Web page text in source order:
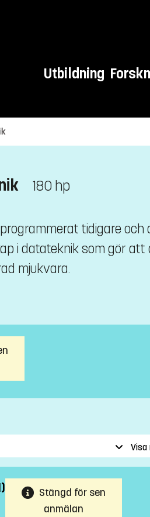
Utbildning
180 hp
tidigare och
i datateknik som gör att
mjukvara.
Visa
Stängd för sen
anmälan